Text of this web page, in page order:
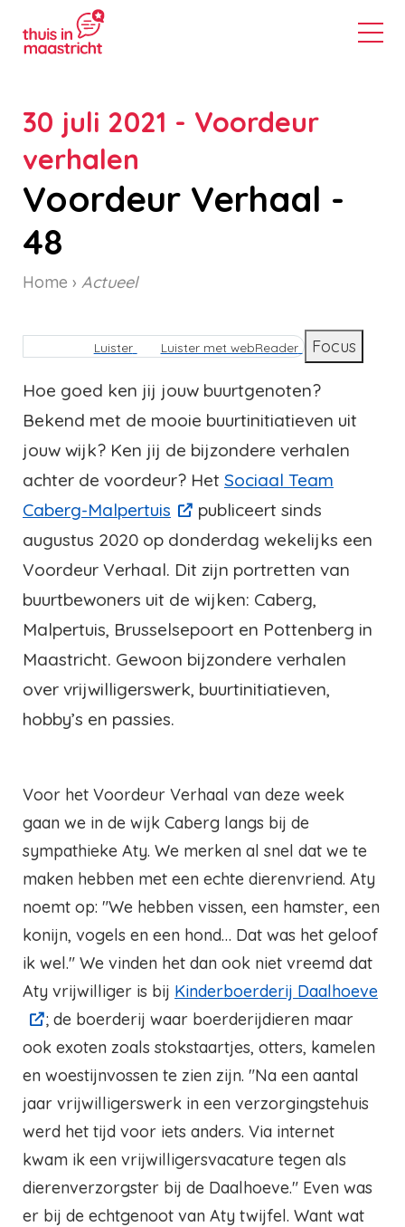
30 juli 2021 - Voordeur
verhalen
Voordeur Verhaal -
48
Kruimelpad
Home Actueel
Luister Luister met webReader Focus
Hoe goed ken jij jouw buurtgenoten?
Bekend met de mooie buurtinitiatieven uit
jouw wijk? Ken jij de bijzondere verhalen
achter de voordeur? Het Sociaal Team
Caberg-Malpertuis
publiceert sinds
augustus 2020 op donderdag wekelijks een
Voordeur Verhaal. Dit zijn portretten van
buurtbewoners uit de wijken: Caberg,
Malpertuis, Brusselsepoort en Pottenberg in
Maastricht. Gewoon bijzondere verhalen
over vrijwilligerswerk, buurtinitiatieven,
hobby’s en passies.
Voor het Voordeur Verhaal van deze week
gaan we in de wijk Caberg langs bij de
sympathieke Aty. We merken al snel dat we te
maken hebben met een echte dierenvriend. Aty
noemt op: "We hebben vissen, een hamster, een
konijn, vogels en een hond… Dat was het geloof
ik wel." We vinden het dan ook niet vreemd dat
Aty vrijwilliger is bij Kinderboerderij Daalhoeve
; de boerderij waar boerderijdieren maar
ook exoten zoals stokstaartjes, otters, kamelen
en woestijnvossen te zien zijn. "Na een aantal
jaar vrijwilligerswerk in een verzorgingstehuis
werd het tijd voor iets anders. Via internet
kwam ik een vrijwilligersvacature tegen als
dierenverzorgster bij de Daalhoeve." Even was
er bij de echtgenoot van Aty twijfel. Want wat